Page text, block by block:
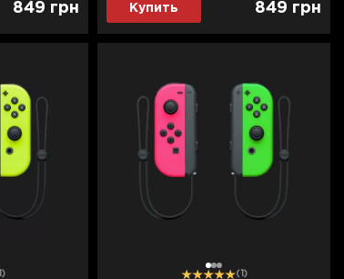
849 грн Купить 849 грн
12 3 (1)